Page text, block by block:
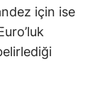
için ise